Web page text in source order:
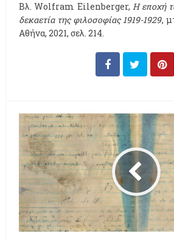
Βλ. Wolfram Eilenberger, Η εποχή
δεκαετία της φιλοσοφίας 1919-1929,
Αθήνα, 2021, σελ. 214.